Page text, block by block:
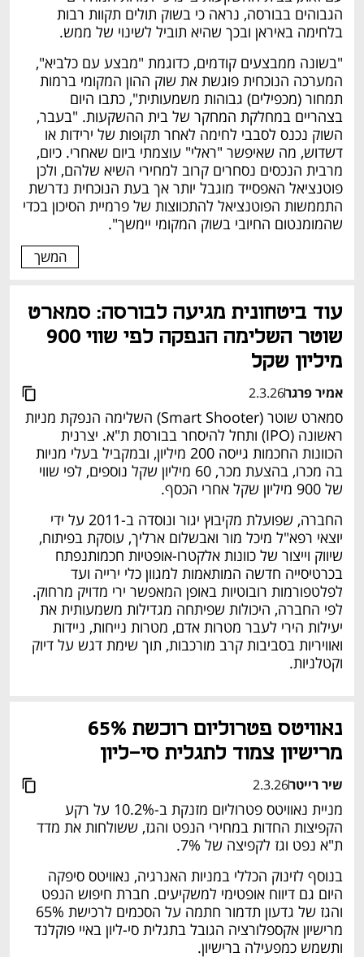
הגבוהים בבורסה, נראה כי בשוק תולים תקוות רבות
בלחימה באיראן ובכך שהיא תוביל לשינוי של ממש.
המערכה הנוכחית פוגשת את שוק ההון המקומי ברמות
מרבית הנכסים נסחרים קרוב למחירי השיא שלהם, ולכן
פוטנציאל האפסייד מוגבל יותר אך בעת הנוכחית נדרשת
שהמומנטום החיובי בשוק המקומי יימשך".
המשך
מיליון שקל
אמיר פרגר2.3.26
סמארט שוטר (Smart Shooter) השלימה הנפקת מניות
ראשונה (IPO) ותחל להיסחר בבורסת ת"א. יצרנית
הכוונות החכמות גייסה 200 מיליון, ובמקביל בעלי מניות
של 900 מיליון שקל אחרי הכסף.
בכרטיסייה חדשה המותאמות למגוון כלי ירייה ועד
לפי החברה, היכולות שפיתחה מגדילות משמעותית את
יעילות הירי לעבר מטרות אדם, מטרות נייחות, ניידות
וקטלניות.
מרישיון צמוד לתגלית סי-ליון
שיר רייטר2.3.26
מניית נאוויטס פטרוליום מזנקת ב-10.2% על רקע
הקפיצות החדות במחירי הנפט והגז, ששולחות את מדד
ת"א נפט וגז לקפיצה של 7%.
מרישיון אקספלורציה הגובל בתגלית סי-ליון באיי פוקלנד
ותשמש כמפעילה ברישיון.